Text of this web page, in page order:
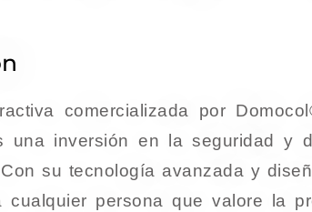
comercializada por
una inversión en la seguridad y
su tecnología avanzada y
cualquier persona que valore la